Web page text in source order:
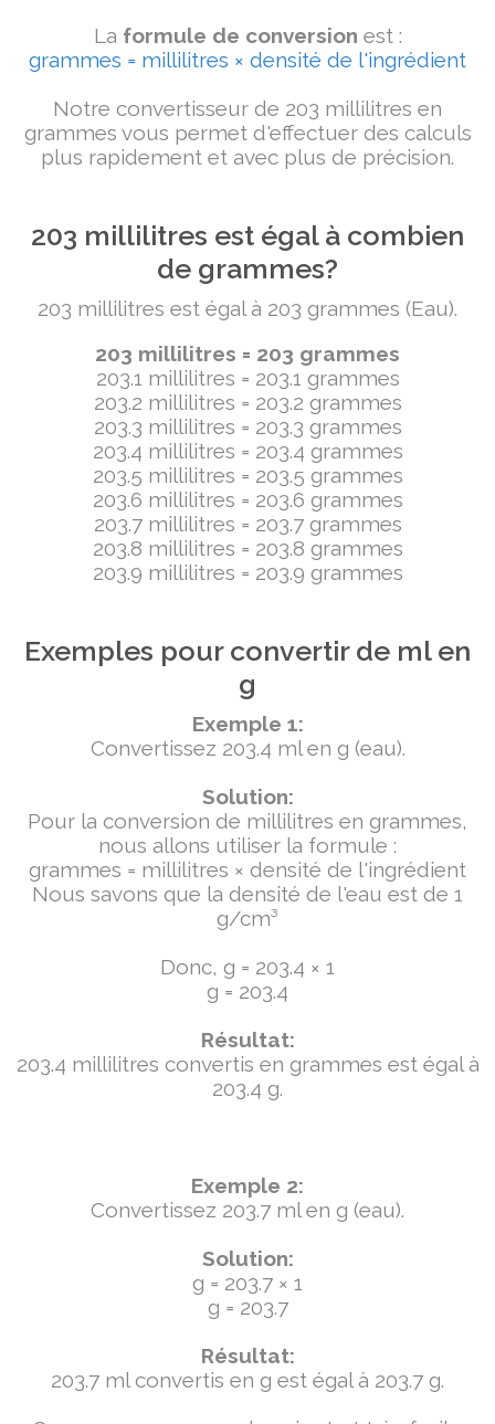
La formule de conversion est :
grammes = millilitres × densité de l'ingrédient
Notre convertisseur de 203 millilitres en
grammes vous permet d'effectuer des calculs
plus rapidement et avec plus de précision.
203 millilitres est égal à combien
de grammes?
203 millilitres est égal à 203 grammes (Eau).
203 millilitres = 203 grammes
203.1 millilitres = 203.1 grammes
203.2 millilitres = 203.2 grammes
203.3 millilitres = 203.3 grammes
203.4 millilitres = 203.4 grammes
203.5 millilitres = 203.5 grammes
203.6 millilitres = 203.6 grammes
203.7 millilitres = 203.7 grammes
203.8 millilitres = 203.8 grammes
203.9 millilitres = 203.9 grammes
Exemples pour convertir de ml en
g
Exemple 1:
Convertissez 203.4 ml en g (eau).
Solution:
Pour la conversion de millilitres en grammes,
nous allons utiliser la formule :
grammes = millilitres × densité de l'ingrédient
Nous savons que la densité de l'eau est de 1
g/cm³
Donc, g = 203.4 × 1
g = 203.4
Résultat:
203.4 millilitres convertis en grammes est égal à
203.4 g.
Exemple 2:
Convertissez 203.7 ml en g (eau).
Solution:
g = 203.7 × 1
g = 203.7
Résultat:
203.7 ml convertis en g est égal à 203.7 g.